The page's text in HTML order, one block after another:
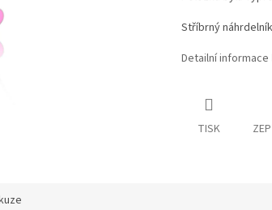
Stříbrný
Detailní informace
TISK